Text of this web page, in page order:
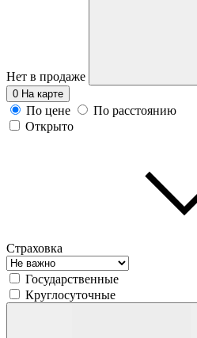
Нет в продаже
0 На карте
По цене
По расстоянию
Открыто
Страховка
Государственные
Круглосуточные